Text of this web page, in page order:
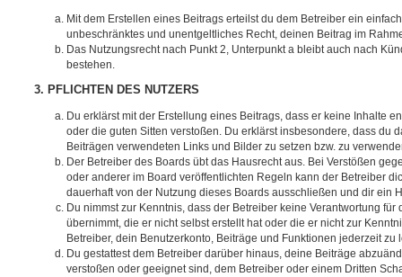
Mit dem Erstellen eines Beitrags erteilst du dem Betreiber ein
unbeschränktes und unentgeltliches Recht, deinen Beitrag im
Das Nutzungsrecht nach Punkt 2, Unterpunkt a bleibt auch nach
bestehen.
3. PFLICHTEN DES NUTZERS
Du erklärst mit der Erstellung eines Beitrags, dass er keine Inhalte
oder die guten Sitten verstoßen. Du erklärst insbesondere, dass du
Beiträgen verwendeten Links und Bilder zu setzen bzw. zu
Der Betreiber des Boards übt das Hausrecht aus. Bei Verstößen
oder anderer im Board veröffentlichten Regeln kann der Betreiber
dauerhaft von der Nutzung dieses Boards ausschließen und dir ein
Du nimmst zur Kenntnis, dass der Betreiber keine Verantwortung für
übernimmt, die er nicht selbst erstellt hat oder die er nicht zur
Betreiber, dein Benutzerkonto, Beiträge und Funktionen jederzeit zu
Du gestattest dem Betreiber darüber hinaus, deine Beiträge
verstoßen oder geeignet sind, dem Betreiber oder einem Dritten